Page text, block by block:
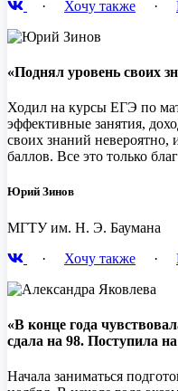
· Хочу также ·
«Поднял уровень своих
Ходил на курсы ЕГЭ по
эффективные занятия,
своих знаний невероятно,
баллов. Все это только
Юрий Зинов
МГТУ им. Н. Э. Баумана
· Хочу также ·
«В конце года
сдала на 98. Поступила
Начала заниматься